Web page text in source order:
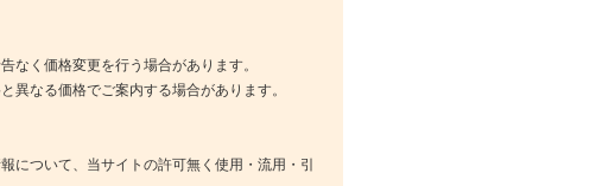
なく価格変更を行う場合があります。
異なる価格でご案内する場合があります。
について、当サイトの許可無く使用・流用・引